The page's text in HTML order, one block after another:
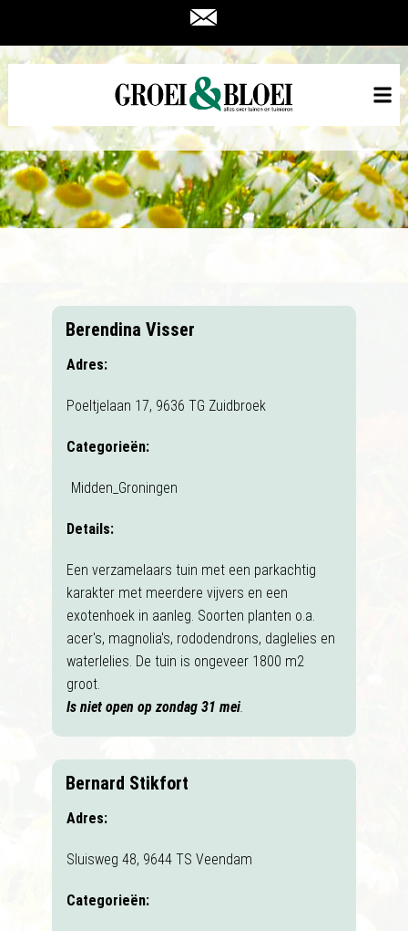
Berendina Visser
Adres:
Poeltjelaan 17, 9636 TG Zuidbroek
Categorieën:
Midden_Groningen
Details:
Een verzamelaars tuin met een parkachtig
karakter met meerdere vijvers en een
exotenhoek in aanleg. Soorten planten o.a.
acer's, magnolia's, rododendrons, daglelies en
waterlelies. De tuin is ongeveer 1800 m2
groot.
Is niet open op zondag 31 mei.
Bernard Stikfort
Adres:
Sluisweg 48, 9644 TS Veendam
Categorieën: